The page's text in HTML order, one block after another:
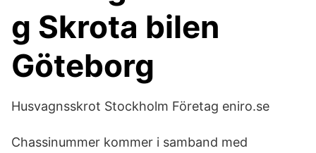
g Skrota bilen
Göteborg
Husvagnsskrot Stockholm Företag eniro.se
Chassinummer kommer i samband med